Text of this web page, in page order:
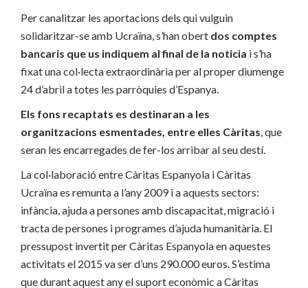
Per canalitzar les aportacions dels qui vulguin
solidaritzar-se amb Ucraïna, s’han obert dos comptes
bancaris que us indiquem al final de la noticia i s’ha
fixat una col·lecta extraordinària per al proper diumenge
24 d’abril a totes les parròquies d’Espanya.
Els fons recaptats es destinaran a les
organitzacions esmentades, entre elles Càritas, que
seran les encarregades de fer-los arribar al seu destí.
La col·laboració entre Càritas Espanyola i Càritas
Ucraïna es remunta a l’any 2009 i a aquests sectors:
infància, ajuda a persones amb discapacitat, migració i
tracta de persones i programes d’ajuda humanitària. El
pressupost invertit per Càritas Espanyola en aquestes
activitats el 2015 va ser d’uns 290.000 euros. S’estima
que durant aquest any el suport econòmic a Càritas